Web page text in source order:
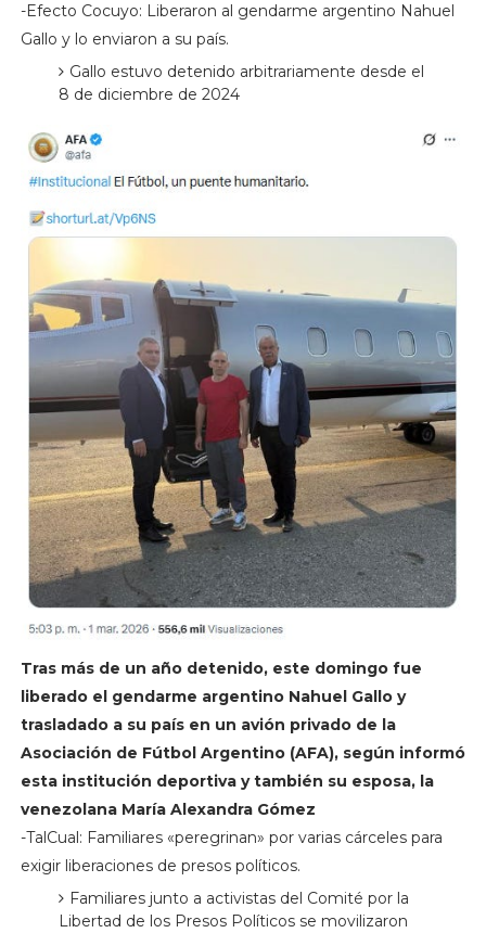
-Efecto Cocuyo: Liberaron al gendarme argentino Nahuel
Gallo y lo enviaron a su país.
Gallo estuvo detenido arbitrariamente desde el
8 de diciembre de 2024
Tras más de un año detenido, este domingo fue
liberado el gendarme argentino Nahuel Gallo y
trasladado a su país en un avión privado de la
Asociación de Fútbol Argentino (AFA), según informó
esta institución deportiva y también su esposa, la
venezolana María Alexandra Gómez
-TalCual: Familiares «peregrinan» por varias cárceles para
exigir liberaciones de presos políticos.
Familiares junto a activistas del Comité por la
Libertad de los Presos Políticos se movilizaron